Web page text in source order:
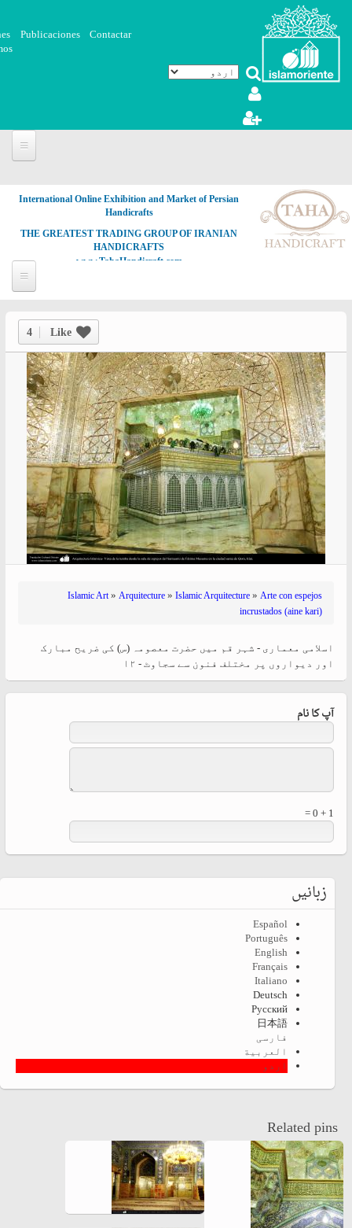
Skip to main content
Contactar
Publicaciones
International Online Exhibition and Market of Persian
Handicrafts
THE GREATEST TRADING GROUP OF IRANIAN
HANDICRAFTS
www.TahaHandicraft.com
4 Like
Islamic Art» Arquitecture » Islamic Arquitecture » Arte con espejos
incrustados (aine kari)
اسلامی معماری - شہر قم میں حضرت معصومہ (س) کی ضریح مبارک
اور دیواروں پر مختلف فنون سے سجاوٹ - ۱۲
آپ کا نام
1 + 0 =
زبانیں
Español
Português
English
Français
Italiano
Deutsch
Русский
日本語
فارسی
العربية
اردو
Related pins